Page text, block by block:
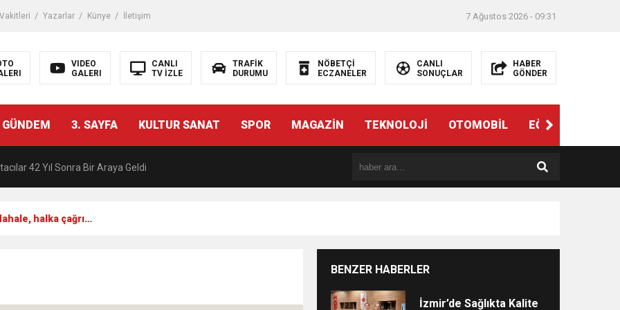
Yazarlar Künye İletişim 7 Ağustos 2026 - 09:31
VIDEO
GALERI
CANLI
TV İZLE
TRAFİK
DURUMU
NÖBETÇİ
ECZANELER
CANLI
SONUÇLAR
HABER
GÖNDER
3. SAYFA KULTUR SANAT SPOR MAGAZİN TEKNOLOJİ OTOMOBİL EĞİTİM
Tanıdığı İsim: Abdulrezak Kaldan Torbalı Yolunda
42 Yıl Sonra Bir Araya Geldi
halka çağrı…
BENZER HABERLER
İzmir’de Sağlıkta Kalite